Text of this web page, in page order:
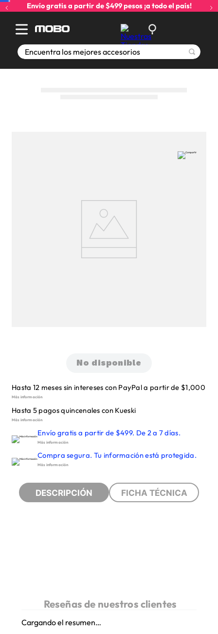
Envío gratis a partir de $499 pesos ¡a todo el país!
Encuentra los mejores accesorios
No disponible
Hasta 12 meses sin intereses con PayPal a partir de $1,000
Más información
Hasta 5 pagos quincenales con Kueski
Más información
Envío gratis a partir de $499. De 2 a 7 días.
Más información
Compra segura. Tu información está protegida.
Más información
DESCRIPCIÓN FICHA TÉCNICA
Cargando el resumen…